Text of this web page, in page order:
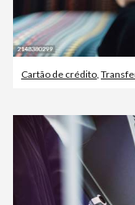
Cartão de crédito